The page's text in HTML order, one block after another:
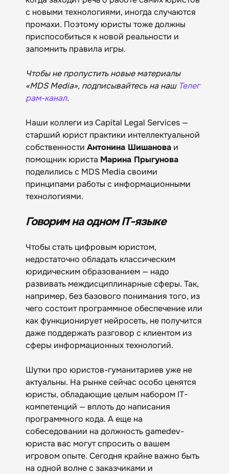
с новыми технологиями, иногда случаются
промахи. Поэтому юристы тоже должны
приспособиться к новой реальности и
запомнить правила игры.
Чтобы не пропустить новые материалы
«MDS Media», подписывайтесь на нашТелег
рам-канал.
Наши коллеги из Capital Legal Services —
старший юрист практики интеллектуальной
собственности Антонина Шишанова и
помощник юриста Марина Прыгунова
поделились с MDS Media своими
принципами работы с информационными
технологиями.
Говорим на одном IT-языке
Чтобы стать цифровым юристом,
недостаточно обладать классическим
юридическим образованием — надо
развивать междисциплинарные сферы. Так,
например, без базового понимания того, из
чего состоит программное обеспечение или
как функционирует нейросеть, не получится
даже поддержать разговор с клиентом из
сферы информационных технологий.
Шутки про юристов-гуманитариев уже не
актуальны. На рынке сейчас особо ценятся
юристы, обладающие целым набором IT-
компетенций — вплоть до написания
программного кода. А еще на
собеседовании на должность gamedev-
юриста вас могут спросить о вашем
игровом опыте. Сегодня крайне важно быть
на одной волне с заказчиками и